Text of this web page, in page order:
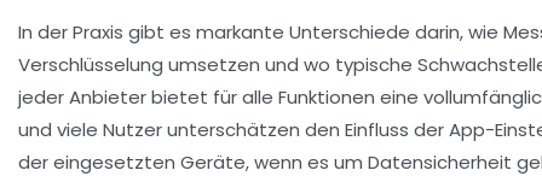
In der Praxis gibt es markante Unterschiede darin, wie
Verschlüsselung umsetzen und wo typische
jeder Anbieter bietet für alle Funktionen eine
und viele Nutzer unterschätzen den Einfluss der App-
der eingesetzten Geräte, wenn es um Datensicherheit